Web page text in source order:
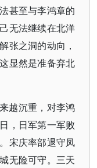
甚至与李鸿章的
无法继续在北洋
张之洞的动向，
显然是准备弃北
越沉重，对李鸿
，日军第一军败
宋庆率部退守凤
无险可守。三天